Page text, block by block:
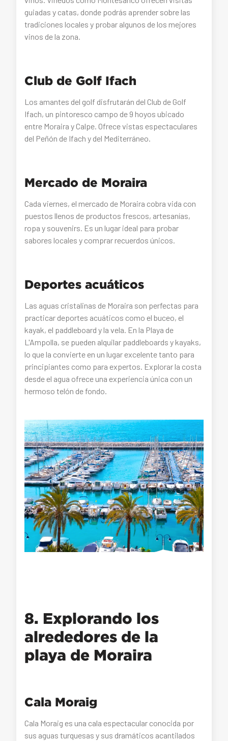
guiadas y catas, donde podrás aprender sobre las
tradiciones locales y probar algunos de los mejores
vinos de la zona.
Club de Golf Ifach
Los amantes del golf disfrutarán del Club de Golf
Ifach, un pintoresco campo de 9 hoyos ubicado
entre Moraira y Calpe. Ofrece vistas espectaculares
del Peñón de Ifach y del Mediterráneo.
Mercado de Moraira
Cada viernes, el mercado de Moraira cobra vida con
puestos llenos de productos frescos, artesanías,
ropa y souvenirs. Es un lugar ideal para probar
sabores locales y comprar recuerdos únicos.
Deportes acuáticos
Las aguas cristalinas de Moraira son perfectas para
practicar deportes acuáticos como el buceo, el
kayak, el paddleboard y la vela. En la Playa de
L'Ampolla, se pueden alquilar paddleboards y kayaks,
lo que la convierte en un lugar excelente tanto para
principiantes como para expertos. Explorar la costa
desde el agua ofrece una experiencia única con un
hermoso telón de fondo.
8. Explorando los
alrededores de la
playa de Moraira
Cala Moraig
Cala Moraig es una cala espectacular conocida por
sus aguas turquesas y sus dramáticos acantilados